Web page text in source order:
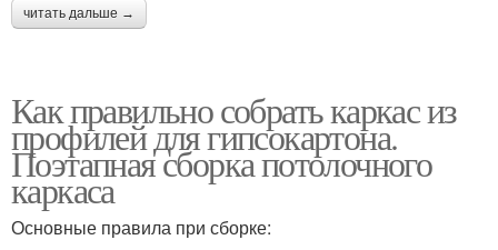
читать дальше →
Как правильно собрать каркас из
профилей для гипсокартона.
Поэтапная сборка потолочного
каркаса
Основные правила при сборке: